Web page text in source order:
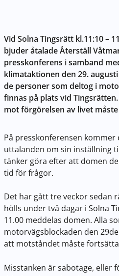
Vid Solna Tingsrätt kl.11:10 –
bjuder åtalade Återställ
presskonferens i samband
klimataktionen den 29.
de personer som deltog i
finnas på plats vid
mot förgörelsen av livet
På presskonferensen kommer
uttalanden om sin inställning
tänker göra efter att domen
tid för frågor.
Det har gått tre veckor sedan
hölls under två dagar i Solna
11.00 meddelas domen. Alla
motorvägsblockaden den
att motståndet måste
Misstanken är sabotage, eller